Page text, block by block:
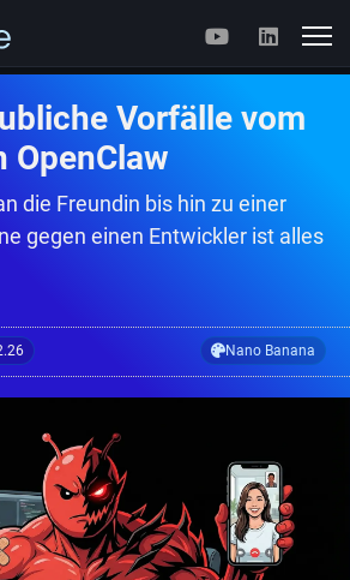
Vorfälle vom
OpenClaw
die Freundin bis hin zu einer
gegen einen Entwickler ist alles
Nano Banana